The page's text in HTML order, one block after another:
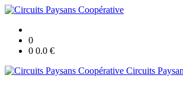
0
0 0.0 €
Circuits